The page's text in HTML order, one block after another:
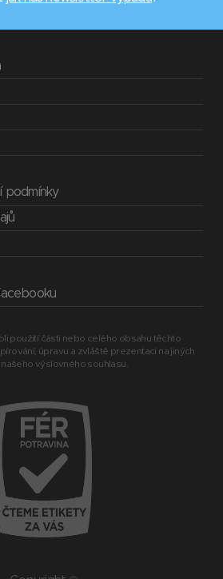
podmínky
použití části nebo celého obsahu těchto
úpravu a zvláště prezentaci na jiných
výslovného souhlasu.